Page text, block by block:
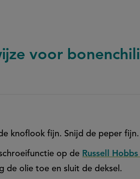
voor
knoflook fijn. Snijd de peper fijn.
op de Russell
de olie toe en sluit de deksel.